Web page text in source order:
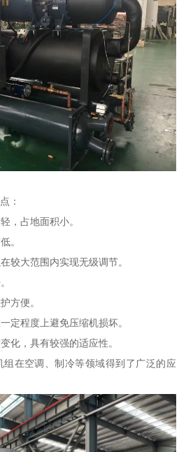
：
，占地面积小。
。
较大范围内实现无级调节。
方便。
定程度上避免压缩机损坏。
化，具有较强的适应性。
在空调、制冷等领域得到了广泛的应